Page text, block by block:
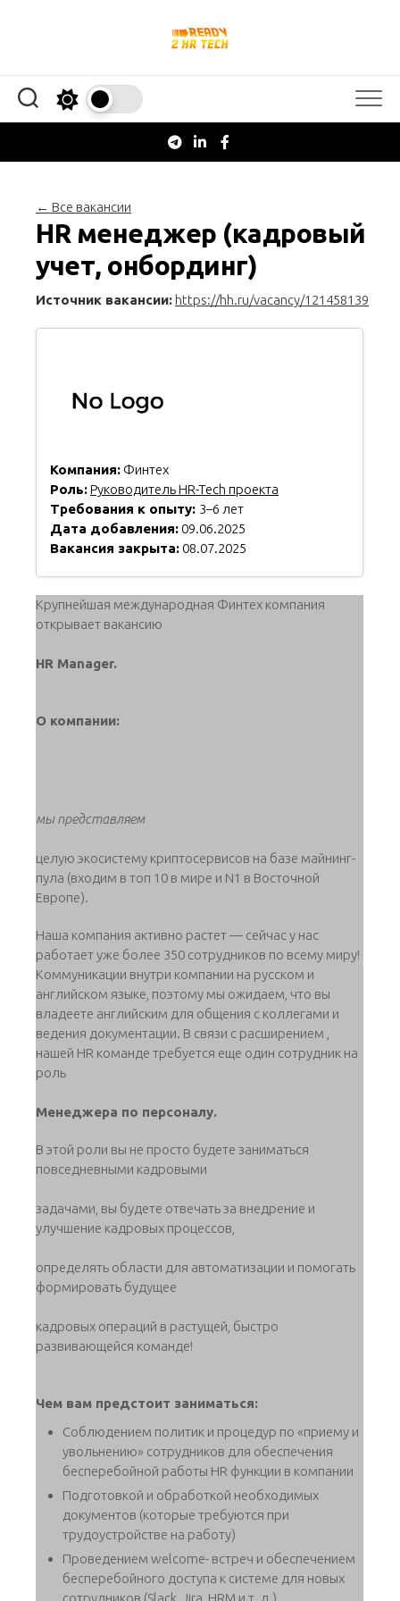
← Все вакансии
HR менеджер (кадровый
учет, онбординг)
Источник вакансии: https://hh.ru/vacancy/121458139
Компания: Финтех
Роль:Руководитель HR-Tech проекта
Требования к опыту: 3–6 лет
Дата добавления: 09.06.2025
Вакансия закрыта: 08.07.2025
Крупнейшая международная Финтех компания
открывает вакансию
HR Manager.
О компании:
мы представляем
целую экосистему криптосервисов на базе майнинг-
пула (входим в топ 10 в мире и N1 в Восточной
Европе).
Наша компания активно растет — сейчас у нас
работает уже более 350 сотрудников по всему миру!
Коммуникации внутри компании на русском и
английском языке, поэтому мы ожидаем, что вы
владеете английским для общения с коллегами и
ведения документации. В связи с расширением ,
нашей HR команде требуется еще один сотрудник на
роль
Менеджера по персоналу.
В этой роли вы не просто будете заниматься
повседневными кадровыми
задачами, вы будете отвечать за внедрение и
улучшение кадровых процессов,
определять области для автоматизации и помогать
формировать будущее
кадровых операций в растущей, быстро
развивающейся команде!
Чем вам предстоит заниматься:
Соблюдением политик и процедур по «приему и
увольнению» сотрудников для обеспечения
бесперебойной работы HR функции в компании
Подготовкой и обработкой необходимых
документов (которые требуются при
трудоустройстве на работу)
Проведением welcome- встреч и обеспечением
бесперебойного доступа к системе для новых
сотрудников (Slack, Jira, HRM и т. д.)